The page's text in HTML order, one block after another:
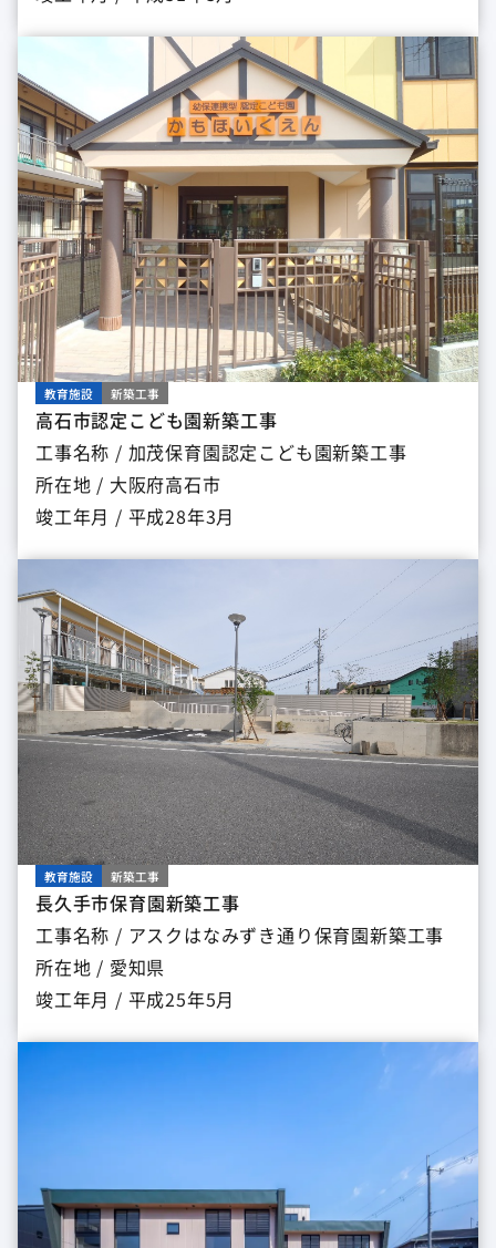
教育施設 新築工事
高石市認定こども園新築工事
工事名称 / 加茂保育園認定こども園新築工事
所在地 / 大阪府高石市
竣工年月 / 平成28年3月
教育施設 新築工事
長久手市保育園新築工事
工事名称 / アスクはなみずき通り保育園新築工事
所在地 / 愛知県
竣工年月 / 平成25年5月